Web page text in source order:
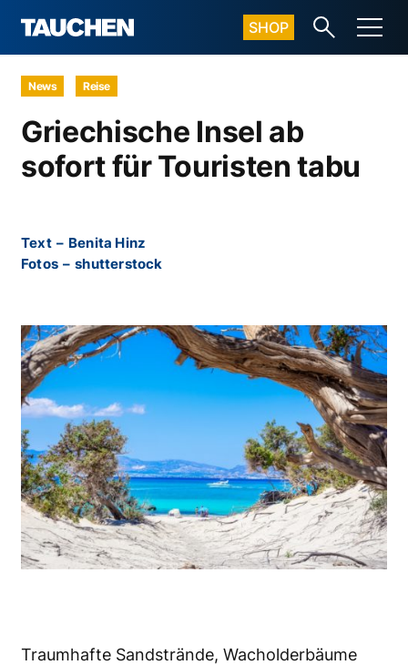
SHOP
News Reise
Griechische Insel ab
sofort für Touristen tabu
Text – Benita Hinz
Fotos – shutterstock
Traumhafte Sandstrände, Wacholderbäume